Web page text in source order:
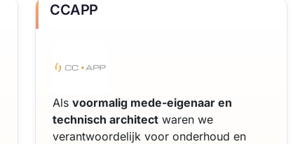
CCAPP
Als voormalig mede-eigenaar en
technisch architect waren we
verantwoordelijk voor onderhoud en